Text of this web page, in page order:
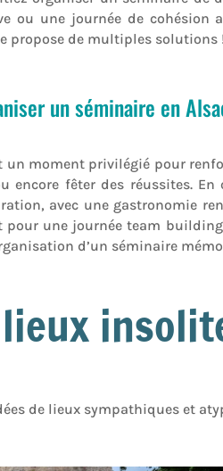
ou une journée de
propose de multiples solutions
un séminaire en
un moment privilégié pour
encore fêter des réussites.
avec une gastronomie
pour une journée team
d’un séminaire
de lieux sympathiques et